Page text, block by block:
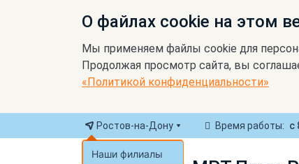
О файлах cookie на этом
Мы применяем файлы cookie для
Продолжая просмотр сайта, вы
«Политикой конфиденциальности»
Ростов-на-Дону
Наши филиалы
Время работы: с